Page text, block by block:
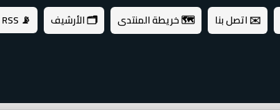
✉️ اتصل بنا 🗺️ خريطة المنتدى 🗂️ الأرشيف 📡 RSS